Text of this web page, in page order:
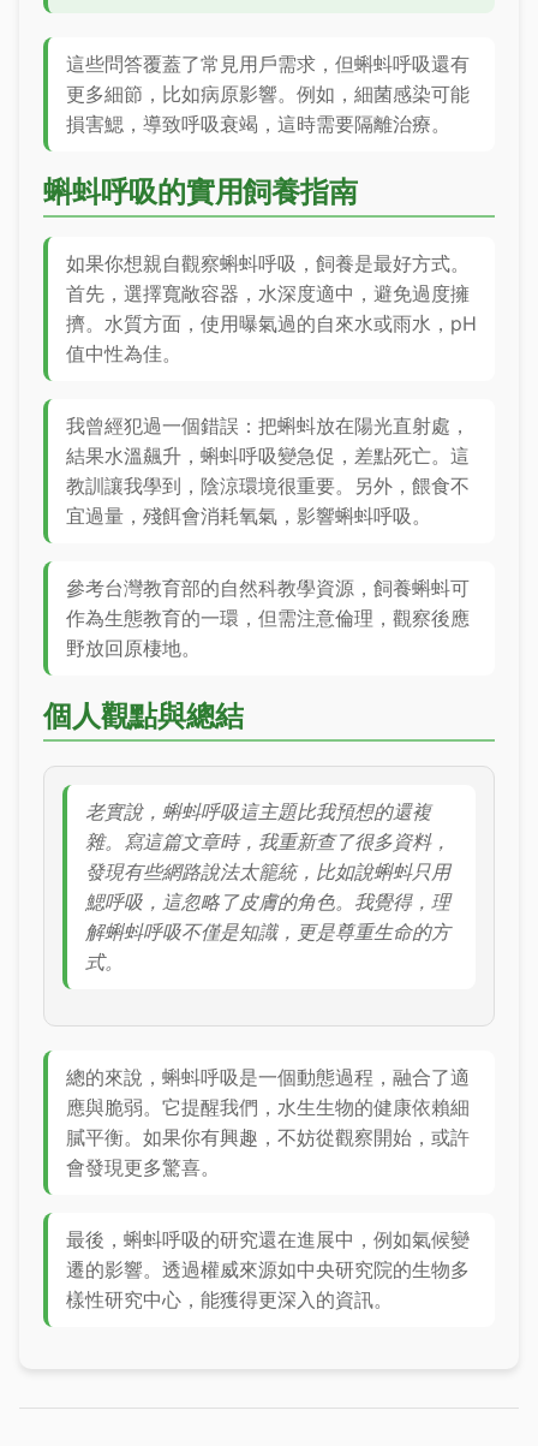
這些問答覆蓋了常見用戶需求，但蝌蚪呼吸還有
更多細節，比如病原影響。例如，細菌感染可能
損害鰓，導致呼吸衰竭，這時需要隔離治療。
蝌蚪呼吸的實用飼養指南
如果你想親自觀察蝌蚪呼吸，飼養是最好方式。
首先，選擇寬敞容器，水深度適中，避免過度擁
擠。水質方面，使用曝氣過的自來水或雨水，pH
值中性為佳。
我曾經犯過一個錯誤：把蝌蚪放在陽光直射處，
結果水溫飆升，蝌蚪呼吸變急促，差點死亡。這
教訓讓我學到，陰涼環境很重要。另外，餵食不
宜過量，殘餌會消耗氧氣，影響蝌蚪呼吸。
參考台灣教育部的自然科教學資源，飼養蝌蚪可
作為生態教育的一環，但需注意倫理，觀察後應
野放回原棲地。
個人觀點與總結
老實說，蝌蚪呼吸這主題比我預想的還複
雜。寫這篇文章時，我重新查了很多資料，
發現有些網路說法太籠統，比如說蝌蚪只用
鰓呼吸，這忽略了皮膚的角色。我覺得，理
解蝌蚪呼吸不僅是知識，更是尊重生命的方
式。
總的來說，蝌蚪呼吸是一個動態過程，融合了適
應與脆弱。它提醒我們，水生生物的健康依賴細
膩平衡。如果你有興趣，不妨從觀察開始，或許
會發現更多驚喜。
最後，蝌蚪呼吸的研究還在進展中，例如氣候變
遷的影響。透過權威來源如中央研究院的生物多
樣性研究中心，能獲得更深入的資訊。